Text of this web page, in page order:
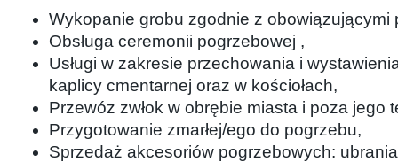
Wykopanie grobu zgodnie z obowiązującymi
Obsługa ceremonii pogrzebowej ,
Usługi w zakresie przechowania i
kaplicy cmentarnej oraz w kościołach,
Przewóz zwłok w obrębie miasta i poza jego
Przygotowanie zmarłej/ego do pogrzebu,
Sprzedaż akcesoriów pogrzebowych: